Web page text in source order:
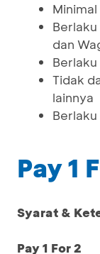
dan
Tidak
lainnya
Pay 1
Syarat &
Pay 1 For 2